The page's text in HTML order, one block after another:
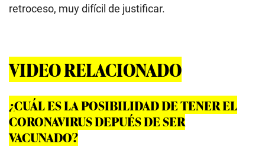
retroceso, muy difícil de justificar.
VIDEO RELACIONADO
¿CUÁL ES LA POSIBILIDAD DE TENER EL
CORONAVIRUS DEPUÉS DE SER
VACUNADO?